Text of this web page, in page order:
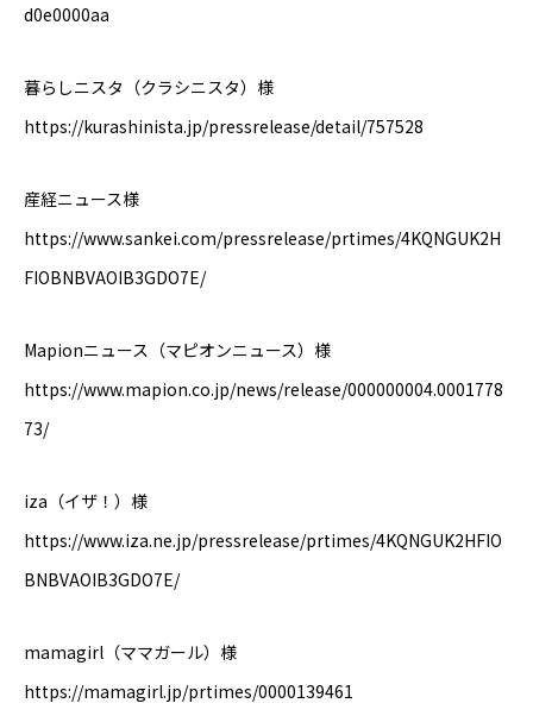
d0e0000aa
暮らしニスタ（クラシニスタ）様
https://kurashinista.jp/pressrelease/detail/757528
産経ニュース様
https://www.sankei.com/pressrelease/prtimes/4KQNGUK2H
FIOBNBVAOIB3GDO7E/
Mapionニュース（マピオンニュース）様
https://www.mapion.co.jp/news/release/000000004.0001778
73/
iza（イザ！）様
https://www.iza.ne.jp/pressrelease/prtimes/4KQNGUK2HFIO
BNBVAOIB3GDO7E/
mamagirl（ママガール）様
https://mamagirl.jp/prtimes/0000139461